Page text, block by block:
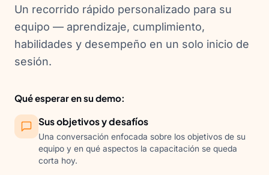
Un recorrido rápido personalizado para su
equipo — aprendizaje, cumplimiento,
habilidades y desempeño en un solo inicio de
sesión.
Qué esperar en su demo:
Sus objetivos y desafíos
Una conversación enfocada sobre los objetivos de su
equipo y en qué aspectos la capacitación se queda
corta hoy.